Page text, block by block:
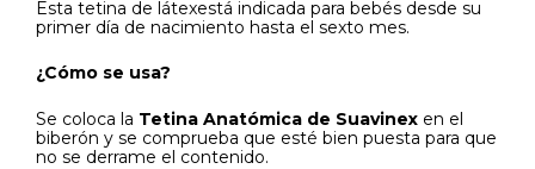
Esta tetina de látexestá indicada para bebés desde su
primer día de nacimiento hasta el sexto mes.
¿Cómo se usa?
Se coloca la Tetina Anatómica de Suavinex en el
biberón y se comprueba que esté bien puesta para que
no se derrame el contenido.